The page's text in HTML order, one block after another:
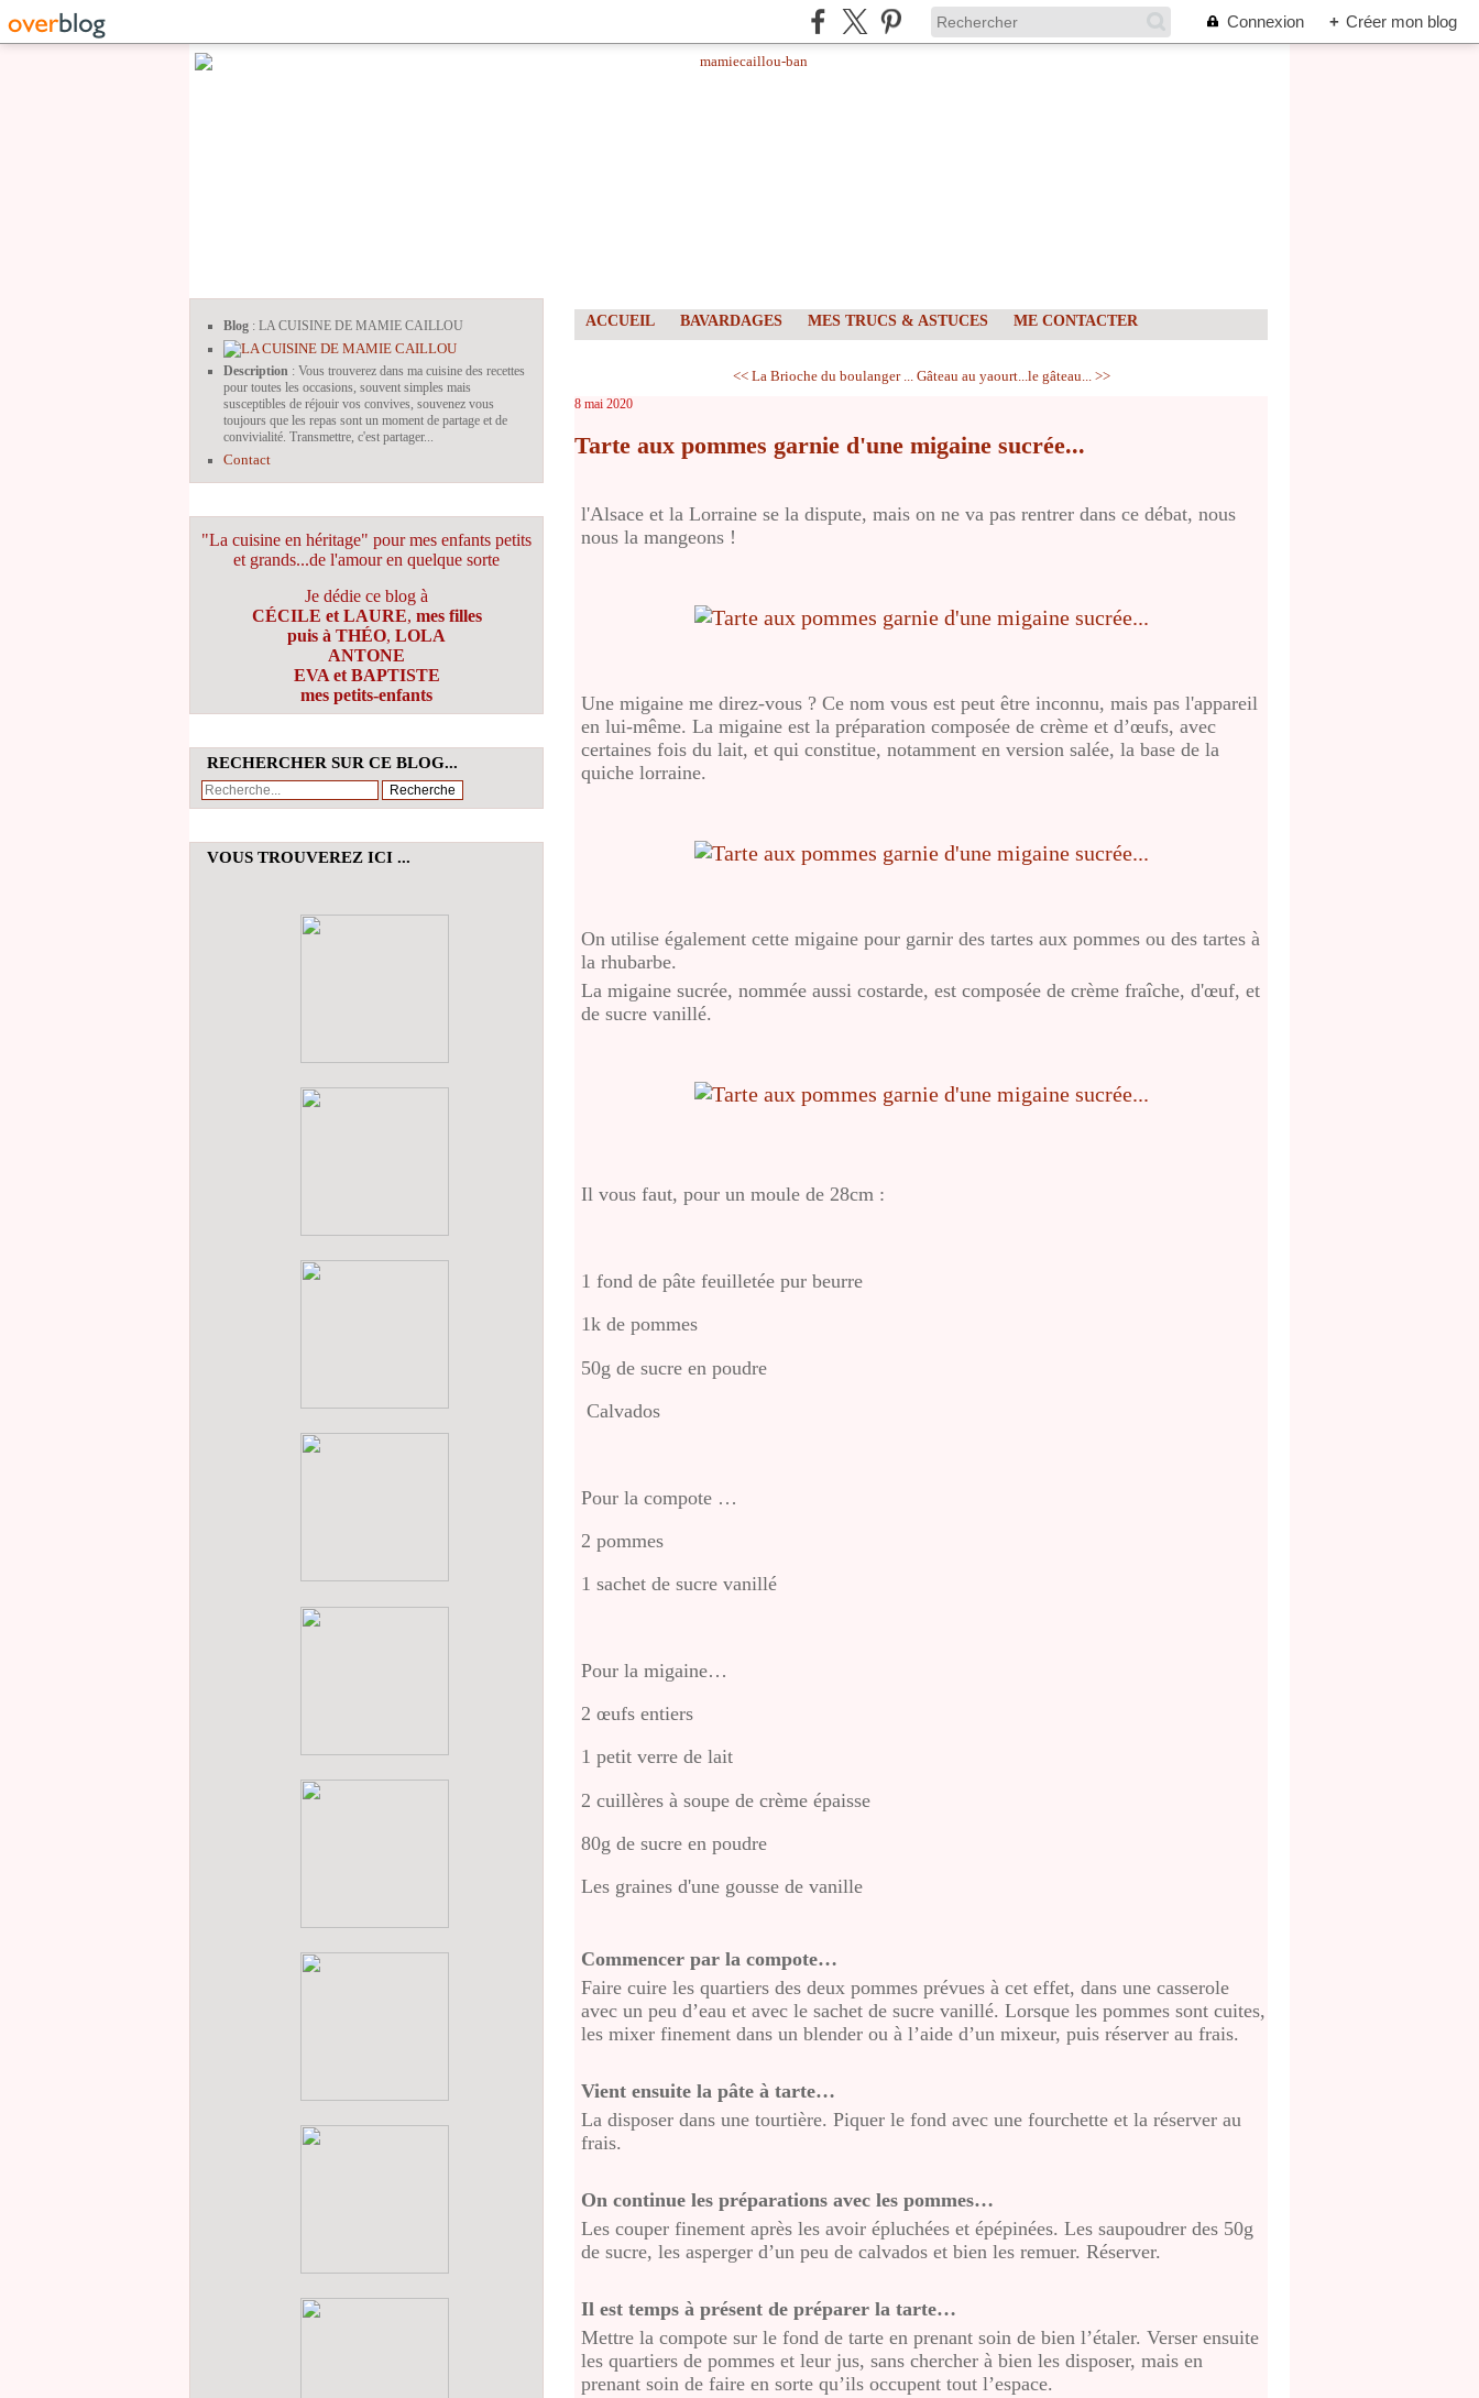
Connexion + Créer mon blog
Blog : LA CUISINE DE MAMIE CAILLOU
Description : Vous trouverez dans ma cuisine des recettes
pour toutes les occasions, souvent simples mais
susceptibles de réjouir vos convives, souvenez vous
toujours que les repas sont un moment de partage et de
convivialité. Transmettre, c'est partager...
Contact
"La cuisine en héritage" pour mes enfants petits
et grands...de l'amour en quelque sorte
Je dédie ce blog à
CÉCILE et LAURE, mes filles
puis à THÉO, LOLA
ANTONE
EVA et BAPTISTE
mes petits-enfants
RECHERCHER SUR CE BLOG...
VOUS TROUVEREZ ICI ...
ACCUEIL BAVARDAGES MES TRUCS & ASTUCES ME CONTACTER
<< La Brioche du boulanger ... Gâteau au yaourt...le gâteau... >>
8 mai 2020
Tarte aux pommes garnie d'une migaine sucrée...
l'Alsace et la Lorraine se la dispute, mais on ne va pas rentrer dans ce débat, nous
nous la mangeons !
Une migaine me direz-vous ? Ce nom vous est peut être inconnu, mais pas l'appareil
en lui-même. La migaine est la préparation composée de crème et d’œufs, avec
certaines fois du lait, et qui constitue, notamment en version salée, la base de la
quiche lorraine.
On utilise également cette migaine pour garnir des tartes aux pommes ou des tartes à
la rhubarbe.
La migaine sucrée, nommée aussi costarde, est composée de crème fraîche, d'œuf, et
de sucre vanillé.
Il vous faut, pour un moule de 28cm :
1 fond de pâte feuilletée pur beurre
1k de pommes
50g de sucre en poudre
Calvados
Pour la compote …
2 pommes
1 sachet de sucre vanillé
Pour la migaine…
2 œufs entiers
1 petit verre de lait
2 cuillères à soupe de crème épaisse
80g de sucre en poudre
Les graines d'une gousse de vanille
Commencer par la compote…
Faire cuire les quartiers des deux pommes prévues à cet effet, dans une casserole
avec un peu d’eau et avec le sachet de sucre vanillé. Lorsque les pommes sont cuites,
les mixer finement dans un blender ou à l’aide d’un mixeur, puis réserver au frais.
Vient ensuite la pâte à tarte…
La disposer dans une tourtière. Piquer le fond avec une fourchette et la réserver au
frais.
On continue les préparations avec les pommes…
Les couper finement après les avoir épluchées et épépinées. Les saupoudrer des 50g
de sucre, les asperger d’un peu de calvados et bien les remuer. Réserver.
Il est temps à présent de préparer la tarte…
Mettre la compote sur le fond de tarte en prenant soin de bien l’étaler. Verser ensuite
les quartiers de pommes et leur jus, sans chercher à bien les disposer, mais en
prenant soin de faire en sorte qu’ils occupent tout l’espace.